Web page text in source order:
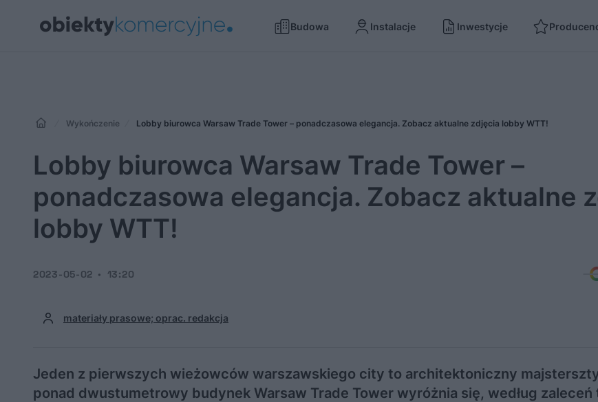
Budowa Instalacje Inwestycje
Wykończenie Lobby biurowca Warsaw Trade Tower – ponadczasowa elegancja. Zobacz aktualne zdjęcia lobby WTT!
Lobby biurowca Warsaw Trade Tower –
ponadczasowa elegancja. Zobacz aktualne
lobby WTT!
materiały prasowe; oprac. redakcja
2023-05-02 13:20
Jeden z pierwszych wieżowców warszawskiego city to architektoniczny
ponad dwustumetrowy budynek Warsaw Trade Tower wyróżnia się, według zaleceń